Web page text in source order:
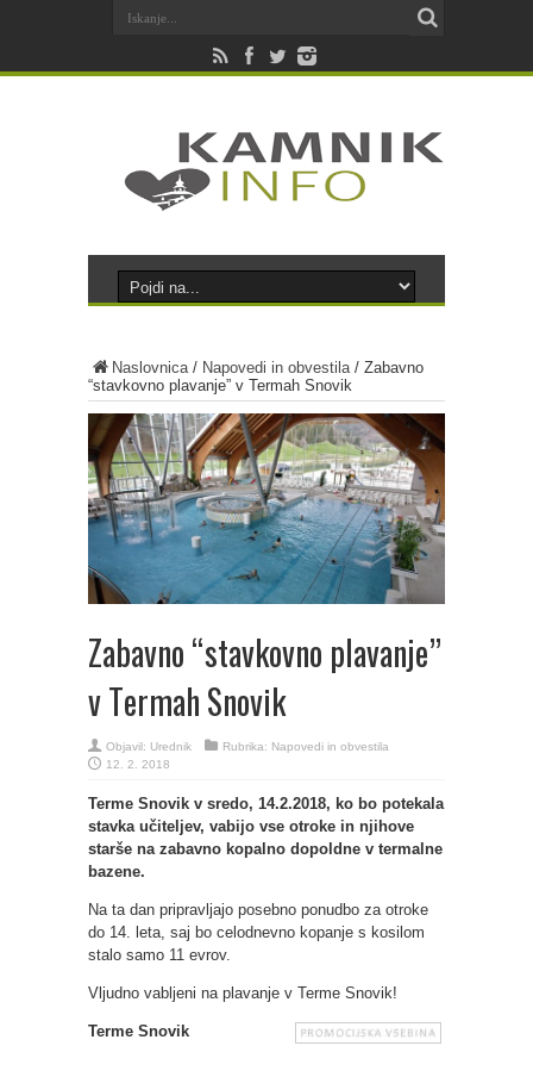
Naslovnica/ Napovedi in obvestila/ Zabavno
“stavkovno plavanje” v Termah Snovik
Zabavno “stavkovno plavanje”
v Termah Snovik
Objavil: Urednik Rubrika: Napovedi in obvestila
12. 2. 2018
Terme Snovik v sredo, 14.2.2018, ko bo potekala
stavka učiteljev, vabijo vse otroke in njihove
starše na zabavno kopalno dopoldne v termalne
bazene.
Na ta dan pripravljajo posebno ponudbo za otroke
do 14. leta, saj bo celodnevno kopanje s kosilom
stalo samo 11 evrov.
Vljudno vabljeni na plavanje v Terme Snovik!
Terme Snovik